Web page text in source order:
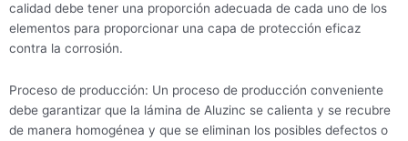
calidad debe tener una proporción adecuada de cada uno de los
elementos para proporcionar una capa de protección eficaz
contra la corrosión.
Proceso de producción: Un proceso de producción conveniente
debe garantizar que la lámina de Aluzinc se calienta y se recubre
de manera homogénea y que se eliminan los posibles defectos o